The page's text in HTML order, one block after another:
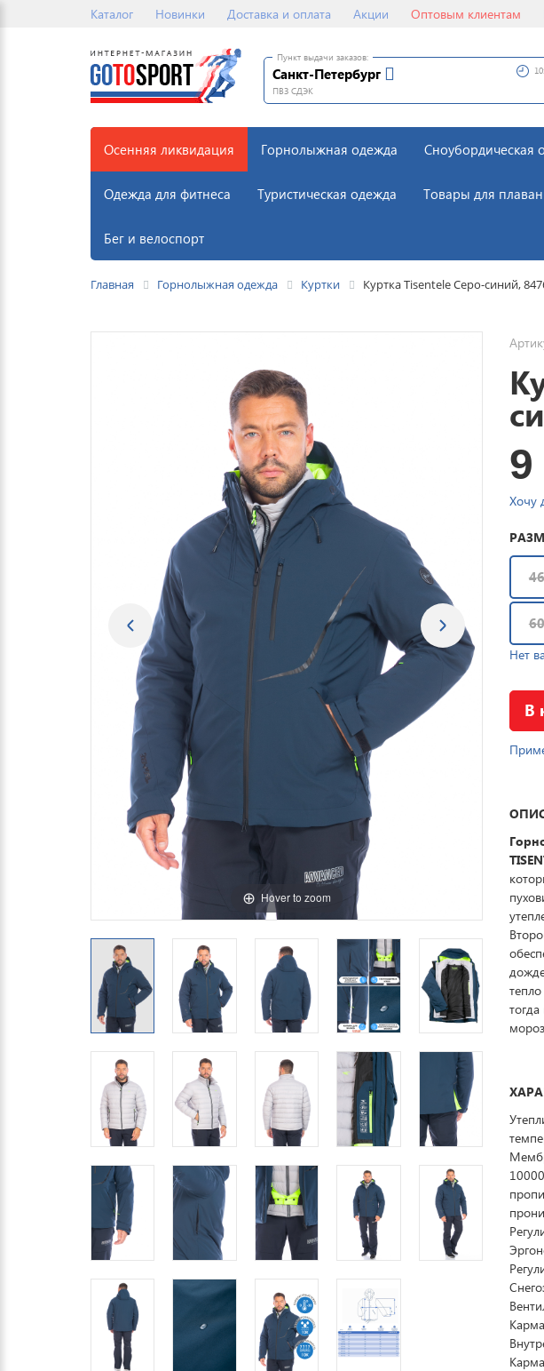
Каталог Новинки Доставка и оплата Акции Оптовым клиентам
Пункт выдачи заказов:
Санкт-Петербург
ПВЗ СДЭК
Осенняя ликвидация Горнолыжная одежда Сноубордическая
Одежда для фитнеса Туристическая одежда Товары для
Бег и велоспорт
Главная Горнолыжная одежда Куртки Куртка Tisentele Серо-синий,
Hover to zoom
Хочу
46
60
Нет
В